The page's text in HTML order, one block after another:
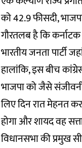
को 42.9 फीसदी,
गौरतलब है कि
भारतीय जनता
हालांकि, इस बीच
भाजपा को जैसे
लिए दिन रात मेहनत
होगा और शायद वह
विधानसभा की प्रमुख